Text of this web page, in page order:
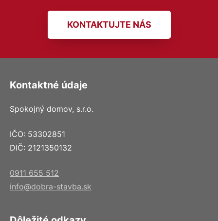
KONTAKTUJTE NÁS
Kontaktné údaje
Spokojný domov, s.r.o.
IČO: 53302851
DIČ: 2121350132
0911 655 512
info@dobra-stavba.sk